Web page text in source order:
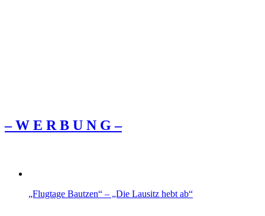
– W Ε R Β U Ν G –
„Flugtage Bautzen“ – „Die Lausitz hebt ab“